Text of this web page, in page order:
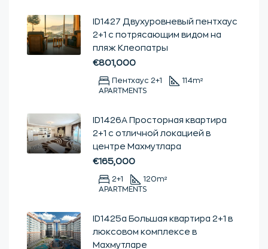
ID1427 Двухуровневый пентхаус
2+1 с потрясающим видом на
пляж Клеопатры
€801,000
Пентхаус 2+1 114m²
APARTMENTS
ID1426А Просторная квартира
2+1 с отличной локацией в
центре Махмутлара
€165,000
2+1 120m²
APARTMENTS
ID1425а Большая квартира 2+1 в
люксовом комплексе в
Махмутларе